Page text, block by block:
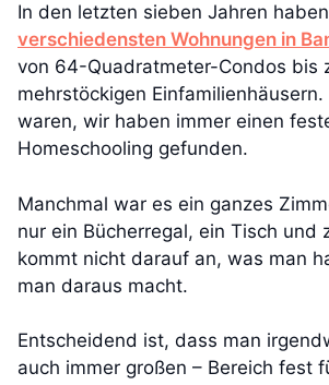
In den letzten sieben Jahren
verschiedensten Wohnungen in
von 64-Quadratmeter-Condos bis
mehrstöckigen
waren, wir haben immer einen
Homeschooling gefunden.
Manchmal war es ein ganzes
nur ein Bücherregal, ein Tisch und
kommt nicht darauf an, was man
man daraus macht.
Entscheidend ist, dass man
auch immer großen – Bereich fest